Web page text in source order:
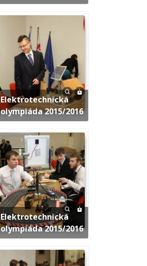
Elektrotechnická
olympiáda 2015/2016
Elektrotechnická
olympiáda 2015/2016